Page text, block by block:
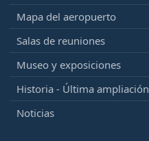
Mapa del aeropuerto
Salas de reuniones
Museo y exposiciones
Historia - Última ampliación
Noticias